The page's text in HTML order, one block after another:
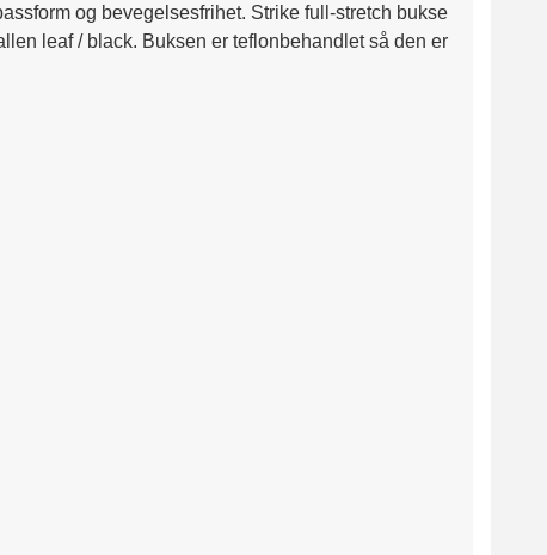
og bevegelsesfrihet. Strike full-stretch bukse
leaf / black. Buksen er teflonbehandlet så den er